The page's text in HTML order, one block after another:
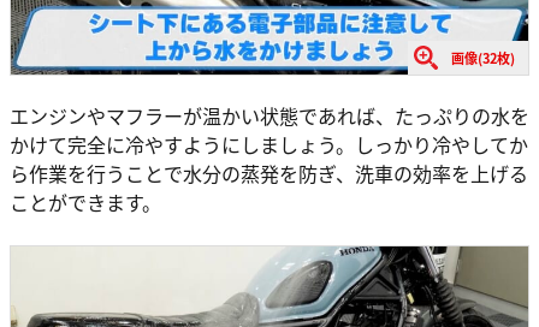
画像(32枚)
エンジンやマフラーが温かい状態であれば、たっぷりの水を
かけて完全に冷やすようにしましょう。しっかり冷やしてか
ら作業を行うことで水分の蒸発を防ぎ、洗車の効率を上げる
ことができます。